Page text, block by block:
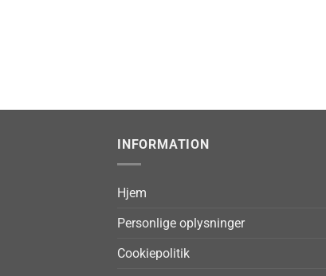
INFORMATION
Hjem
Personlige oplysninger
Cookiepolitik